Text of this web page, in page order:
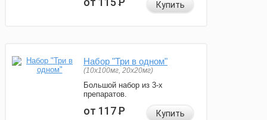
Купить
Набор "Три в одном"
(10x100мг, 20x20мг)
Большой набор из 3-х
препаратов.
от 117Р Купить